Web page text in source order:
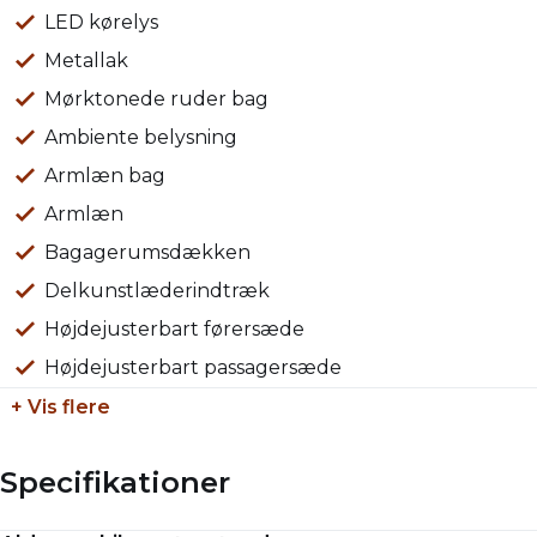
Altid over 250 brugte biler på vores egen hjemmeside.
Serviceaftaler på nye og brugte biler.
Markedets skarpeste og mest fleksible finansiering –
MED OG UDEN UDBETALING – via Toyota Finans -
Bilforsikringen via Toyota Forsikring – med bl.a.
månedlig betaling og altid mulighed for at få repareret
din Toyota på et autoriseret Toyota-værksted med nye
og originale reservedele
Vi tager gerne din nuværende bil i bytte uanset stand
LED kørelys
Metallak
Mørktonede ruder bag
Ambiente belysning
Armlæn bag
Armlæn
Bagagerumsdækken
Delkunstlæderindtræk
Højdejusterbart førersæde
Højdejusterbart passagersæde
+ Vis flere
Specifikationer